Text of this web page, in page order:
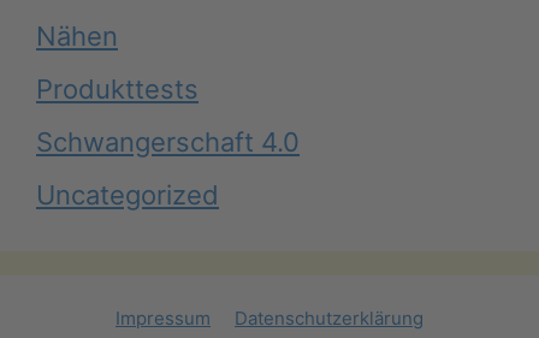
Nähen
Produkttests
Schwangerschaft 4.0
Uncategorized
Impressum
Datenschutzerklärung